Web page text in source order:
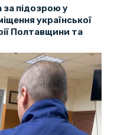
за підозрою у
української
Полтавщини та